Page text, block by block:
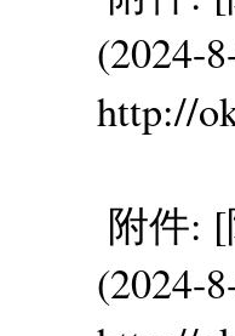
(2024-
http://
附件:
(2024-